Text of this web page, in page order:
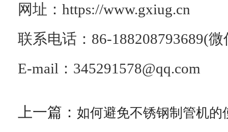
网址：https://www.gxiug.cn
联系电话：86-188208793689(
E-mail：345291578@qq.com
上一篇： 如何避免不锈钢制管机的